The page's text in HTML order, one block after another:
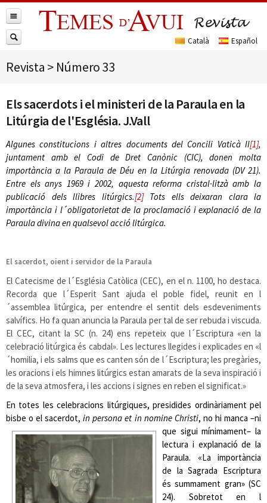
Revista > Número 33
Els sacerdots i el ministeri de la Paraula en la
Litúrgia de l'Església. J.Vall
Algunes constitucions i altres documents del Concili Vaticà II[1],
juntament amb el Codi de Dret Canònic (CIC), donen molta
importància a la Paraula de Déu en la Litúrgia renovada (DV 21).
Entre els anys 1969 i 2002, aquesta reforma cristal·litzà amb la
publicació dels llibres litúrgics.[2]Tots ells deixaran clara la
importància i l´obligatorietat de la proclamació i explanació de la
Paraula divina en qualsevol acció litúrgica.
El sacerdot, oient i servidor de la Paraula
El Catecisme de l´Església Catòlica (CEC), en el n. 1100, ho destaca.
Recorda que l´Esperit Sant ajuda el poble fidel, reunit en l
´assemblea litúrgica, per entendre el sentit dels esdeveniments
salvífics. Ho fa quan anuncia la Paraula per tal de ser rebuda i viscuda.
El CEC, citant la SC (n. 24) ens repeteix que l´Escriptura «en la
celebració litúrgica és cabdal». Les lectures llegides i explicades en «l
´homilia, i els salms que es canten són de l´Escriptura; les pregàries,
les oracions i els himnes litúrgics estan amarats de la seva inspiració i
de la seva atmosfera, i les accions i signes en reben el significat.»
En totes les celebracions litúrgiques, presidides ordinàriament pel
bisbe o el sacerdot,in persona et in nomine Christi, no hi manca –ni
que sigui mínimament– la
lectura i explanació de la
Paraula. «La importància
de la Sagrada Escriptura
és summament gran»(SC
24). Sobretot en l